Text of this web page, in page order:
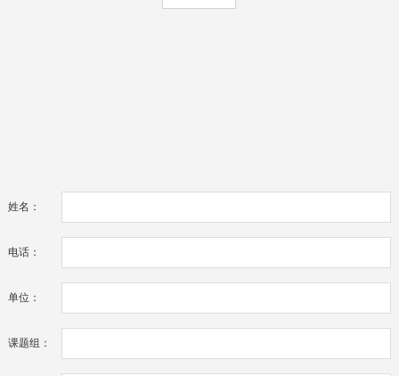
姓名：
电话：
单位：
课题组：